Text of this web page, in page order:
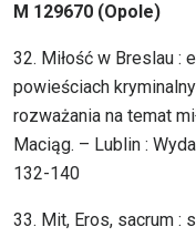
M 129670 (Opole)
32. Miłość w Breslau :
powieściach
rozważania na temat
Maciąg. – Lublin :
132-140
33. Mit, Eros, sacrum :